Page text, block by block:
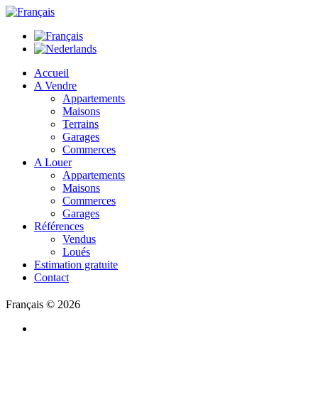
Accueil
A Vendre
Appartements
Maisons
Terrains
Garages
Commerces
A Louer
Appartements
Maisons
Commerces
Garages
Références
Vendus
Loués
Estimation gratuite
Contact
Français © 2026